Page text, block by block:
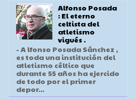
Alfonso Posada
: El eterno
celtista del
atletismo
vigués .
- A lfonso Posada Sánchez ,
es toda una institución del
atletismo céltico que
durante 55 años ha ejercido
de todo por el primer
depor...